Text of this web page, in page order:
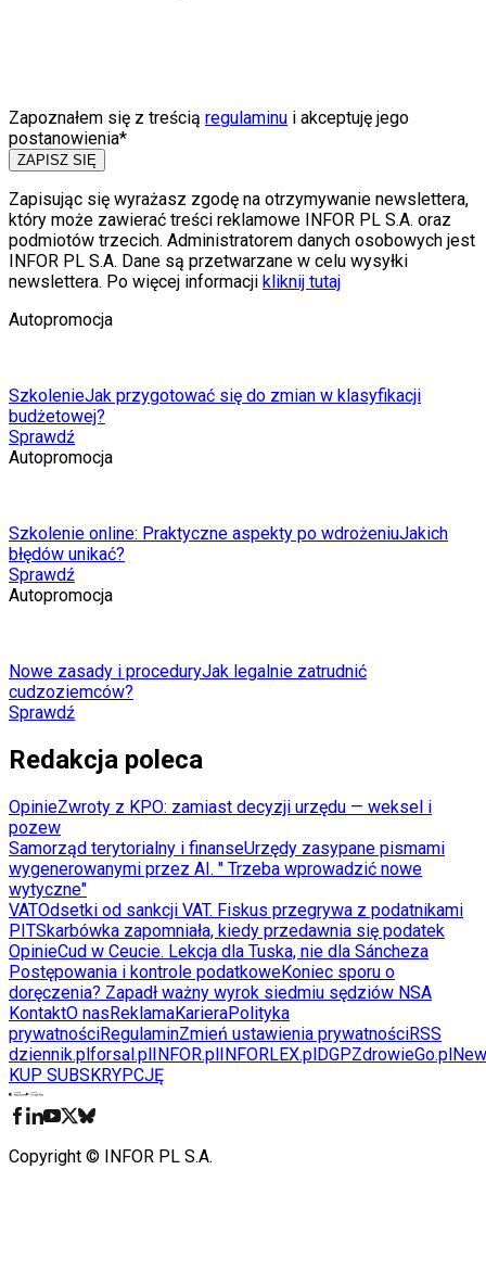
Zapoznałem się z treścią regulaminu i akceptuję jego
postanowienia*
ZAPISZ SIĘ
Zapisując się wyrażasz zgodę na otrzymywanie newslettera,
który może zawierać treści reklamowe INFOR PL S.A. oraz
podmiotów trzecich. Administratorem danych osobowych jest
INFOR PL S.A. Dane są przetwarzane w celu wysyłki
newslettera. Po więcej informacji kliknij tutaj
Autopromocja
SzkolenieJak przygotować się do zmian w klasyfikacji
budżetowej?
Sprawdź
Autopromocja
Szkolenie online: Praktyczne aspekty po wdrożeniuJakich
błędów unikać?
Sprawdź
Autopromocja
Nowe zasady i proceduryJak legalnie zatrudnić
cudzoziemców?
Sprawdź
Redakcja poleca
OpinieZwroty z KPO: zamiast decyzji urzędu — weksel i
pozew
Samorząd terytorialny i finanseUrzędy zasypane pismami
wygenerowanymi przez AI. " Trzeba wprowadzić nowe
wytyczne"
VATOdsetki od sankcji VAT. Fiskus przegrywa z podatnikami
PITSkarbówka zapomniała, kiedy przedawnia się podatek
OpinieCud w Ceucie. Lekcja dla Tuska, nie dla Sáncheza
Postępowania i kontrole podatkoweKoniec sporu o
doręczenia? Zapadł ważny wyrok siedmiu sędziów NSA
KontaktO nasReklamaKarieraPolityka
prywatnościRegulaminZmień ustawienia prywatnościRSS
dziennik.plforsal.plINFOR.plINFORLEX.plDGPZdrowieGo.pl
KUP SUBSKRYPCJĘ
Copyright © INFOR PL S.A.